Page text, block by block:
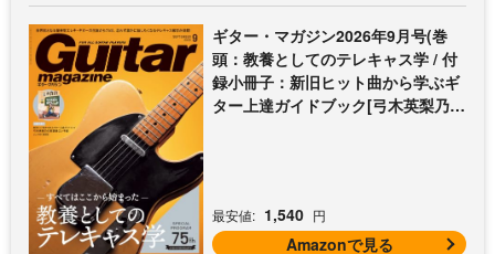
ギター・マガジン2026年9月号(巻
頭：教養としてのテレキャス学 / 付
録小冊子：新旧ヒット曲から学ぶギ
ター上達ガイドブック[弓木英梨乃の
最安値: 1,540 円
Amazonで見る